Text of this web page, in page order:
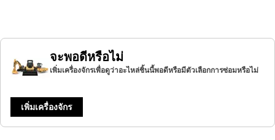
จะพอดีหรือไม่
เพิ่มเครื่องจักรเพื่อดูว่าอะไหล่ชิ้นนี้พอดีหรือมีตัวเลือกการซ่อมหรือไม่
เพิ่มเครื่องจักร